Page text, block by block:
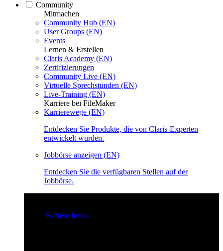
Community
Mitmachen
Community Hub (EN)
User Groups (EN)
Events
Lernen & Erstellen
Claris Academy (EN)
Zertifizierungen
Community Live (EN)
Virtuelle Sprechstunden (EN)
Live-Training (EN)
Karriere bei FileMaker
Karrierewege (EN)
Entdecken Sie Produkte, die von Claris-Experten
entwickelt wurden.
Jobbörse anzeigen (EN)
Entdecken Sie die verfügbaren Stellen auf der
Jobbörse.
Weitere Infos